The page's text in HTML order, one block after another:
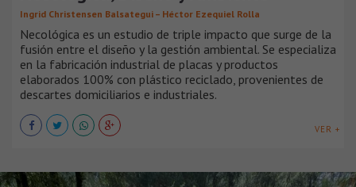
Ingrid Christensen Balsategui – Héctor Ezequiel Rolla
Necológica es un estudio de triple impacto que surge de la
fusión entre el diseño y la gestión ambiental. Se especializa
en la fabricación industrial de placas y productos
elaborados 100% con plástico reciclado, provenientes de
descartes domiciliarios e industriales.
VER +